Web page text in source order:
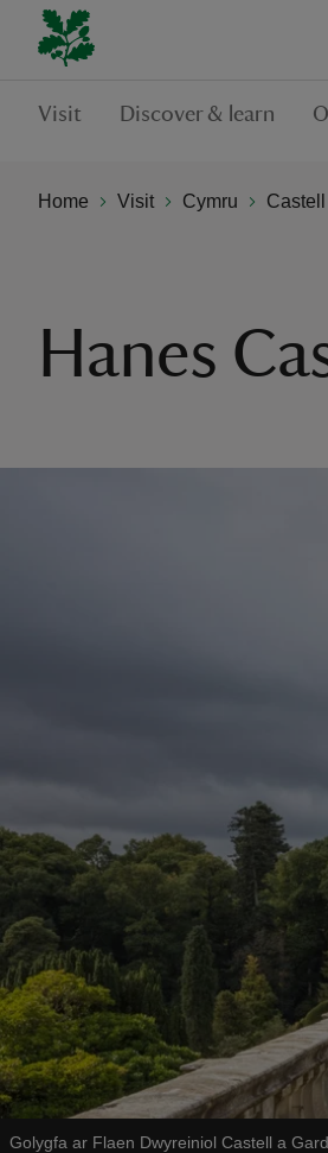
Visit Discover & learn
Home Visit Cymru
Hanes
Golygfa ar Flaen Dwyreiniol Castell a